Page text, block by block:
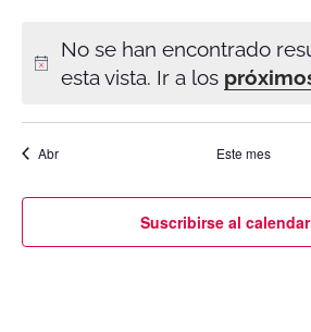
Aviso
No se han encontrado
esta vista. Ir a los
Abr Este mes
Suscribirse al